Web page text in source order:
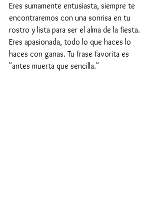
Eres sumamente entusiasta, siempre te
encontraremos con una sonrisa en tu
rostro y lista para ser el alma de la fiesta.
Eres apasionada, todo lo que haces lo
haces con ganas. Tu frase favorita es
"antes muerta que sencilla."